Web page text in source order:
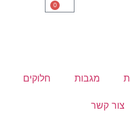
0
מגבות חלוקים
צור קשר